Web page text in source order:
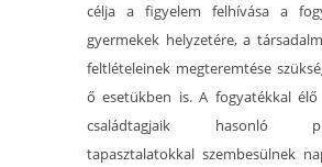
célja a figyelem felhívása a
gyermekek helyzetére, a
feltlételeinek megteremtése
ő esetükben is. A fogyatékkal élő
családtagjaik hasonló
tapasztalatokkal szembesülnek